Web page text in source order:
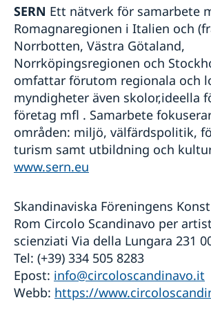
Länkar
SERN Ett nätverk för samarbete
Romagnaregionen i Italien och
Norrbotten, Västra Götaland,
Norrköpingsregionen och
omfattar förutom regionala och
myndigheter även skolor,ideella
företag mfl . Samarbete
områden: miljö, välfärdspolitik,
turism samt utbildning och
www.sern.eu
Skandinaviska Föreningens
Rom Circolo Scandinavo per
scienziati Via della Lungara 231
Tel: (+39) 334 505 8283
Epost: info@circoloscandinavo.it
Webb: https://